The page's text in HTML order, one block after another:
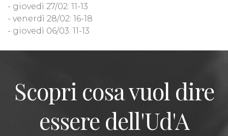
- giovedì 27/02: 11-13
- venerdì 28/02: 16-18
- giovedì 06/03: 11-13
Scopri cosa vuol dire
essere dell'Ud'A